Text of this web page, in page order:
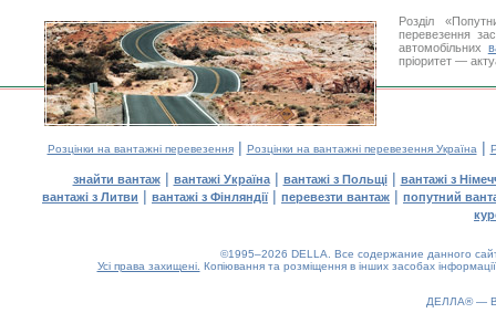
Розділ
перевезення
автомобільних
пріоритет —
Розцінки на вантажні перевезення| Розцінки на вантажні перевезення Україна |
знайти вантаж| вантажі Україна| вантажі з Польщі| вантажі з
вантажі з Литви | вантажі з Фінляндії| перевезти вантаж | попутний
©1995–2026 DELLA. Все содержание данного
Усі права захищені. Копіювання та розміщення в інших засобах
ДЕЛЛА® —